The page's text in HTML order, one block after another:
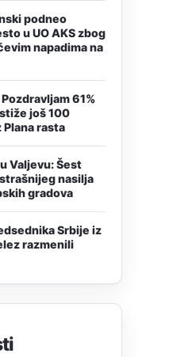
podneo
u UO AKS zbog
napadima na
61%
još 100
Plana rasta
Valjevu: Šest
nasilja
gradova
Srbije iz
razmenili